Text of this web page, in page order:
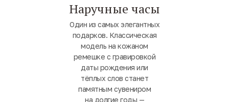
Наручные часы
Один из самых элегантных
подарков. Классическая
модель на кожаном
ремешке с гравировкой
даты рождения или
тёплых слов станет
памятным сувениром
на долгие годы —